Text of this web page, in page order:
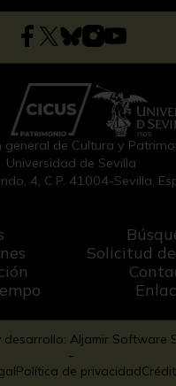
general de Cultura y
Universidad de Sevilla
4, C.P. 41004-Sevilla,
Solicitud
desarrollo: Aljamir Software
-
Política de privacidad